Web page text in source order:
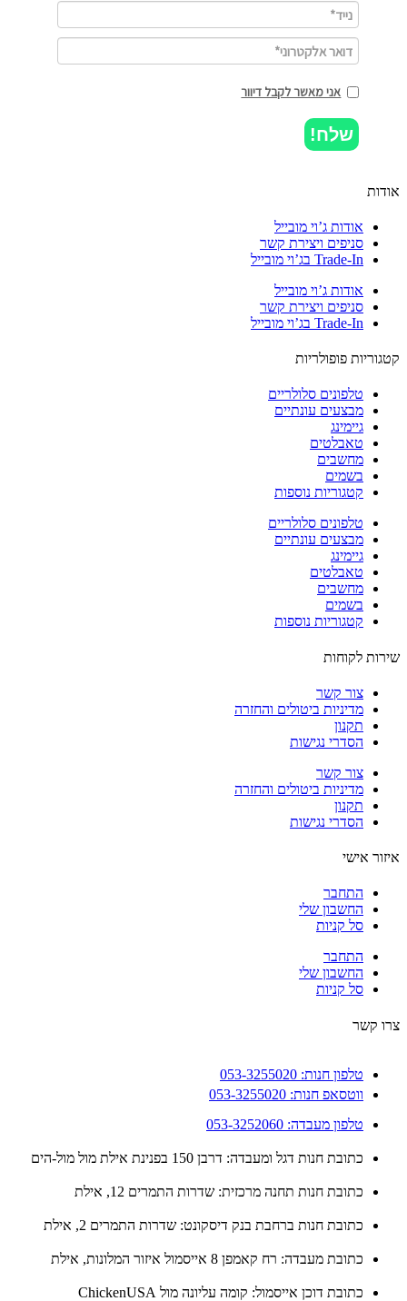
אני מאשר לקבל דיוור
שלח!
אודות ג’וי מובייל
סניפים ויצירת קשר
Trade-In בג’וי מובייל
אודות ג’וי מובייל
סניפים ויצירת קשר
Trade-In בג’וי מובייל
פופולריות
טלפונים סלולריים
מבצעים עונתיים
גיימינג
טאבלטים
מחשבים
בשמים
קטגוריות נוספות
טלפונים סלולריים
מבצעים עונתיים
גיימינג
טאבלטים
מחשבים
בשמים
קטגוריות נוספות
לקוחות
צור קשר
מדיניות ביטולים והחזרה
תקנון
הסדרי נגישות
צור קשר
מדיניות ביטולים והחזרה
תקנון
הסדרי נגישות
אישי
התחבר
החשבון שלי
סל קניות
התחבר
החשבון שלי
סל קניות
קשר
טלפון חנות: 053-3255020
ווטסאפ חנות: 053-3255020
טלפון מעבדה: 053-3252060
כתובת חנות דגל ומעבדה: דרבן 150 בפנינת אילת מול מול-הים
כתובת חנות תחנה מרכזית: שדרות התמרים 12, אילת
כתובת חנות ברחבת בנק דיסקונט: שדרות התמרים 2, אילת
כתובת מעבדה: רח קאמפן 8 אייסמול איזור המלונות, אילת
כתובת דוכן אייסמול: קומה עליונה מול ChickenUSA